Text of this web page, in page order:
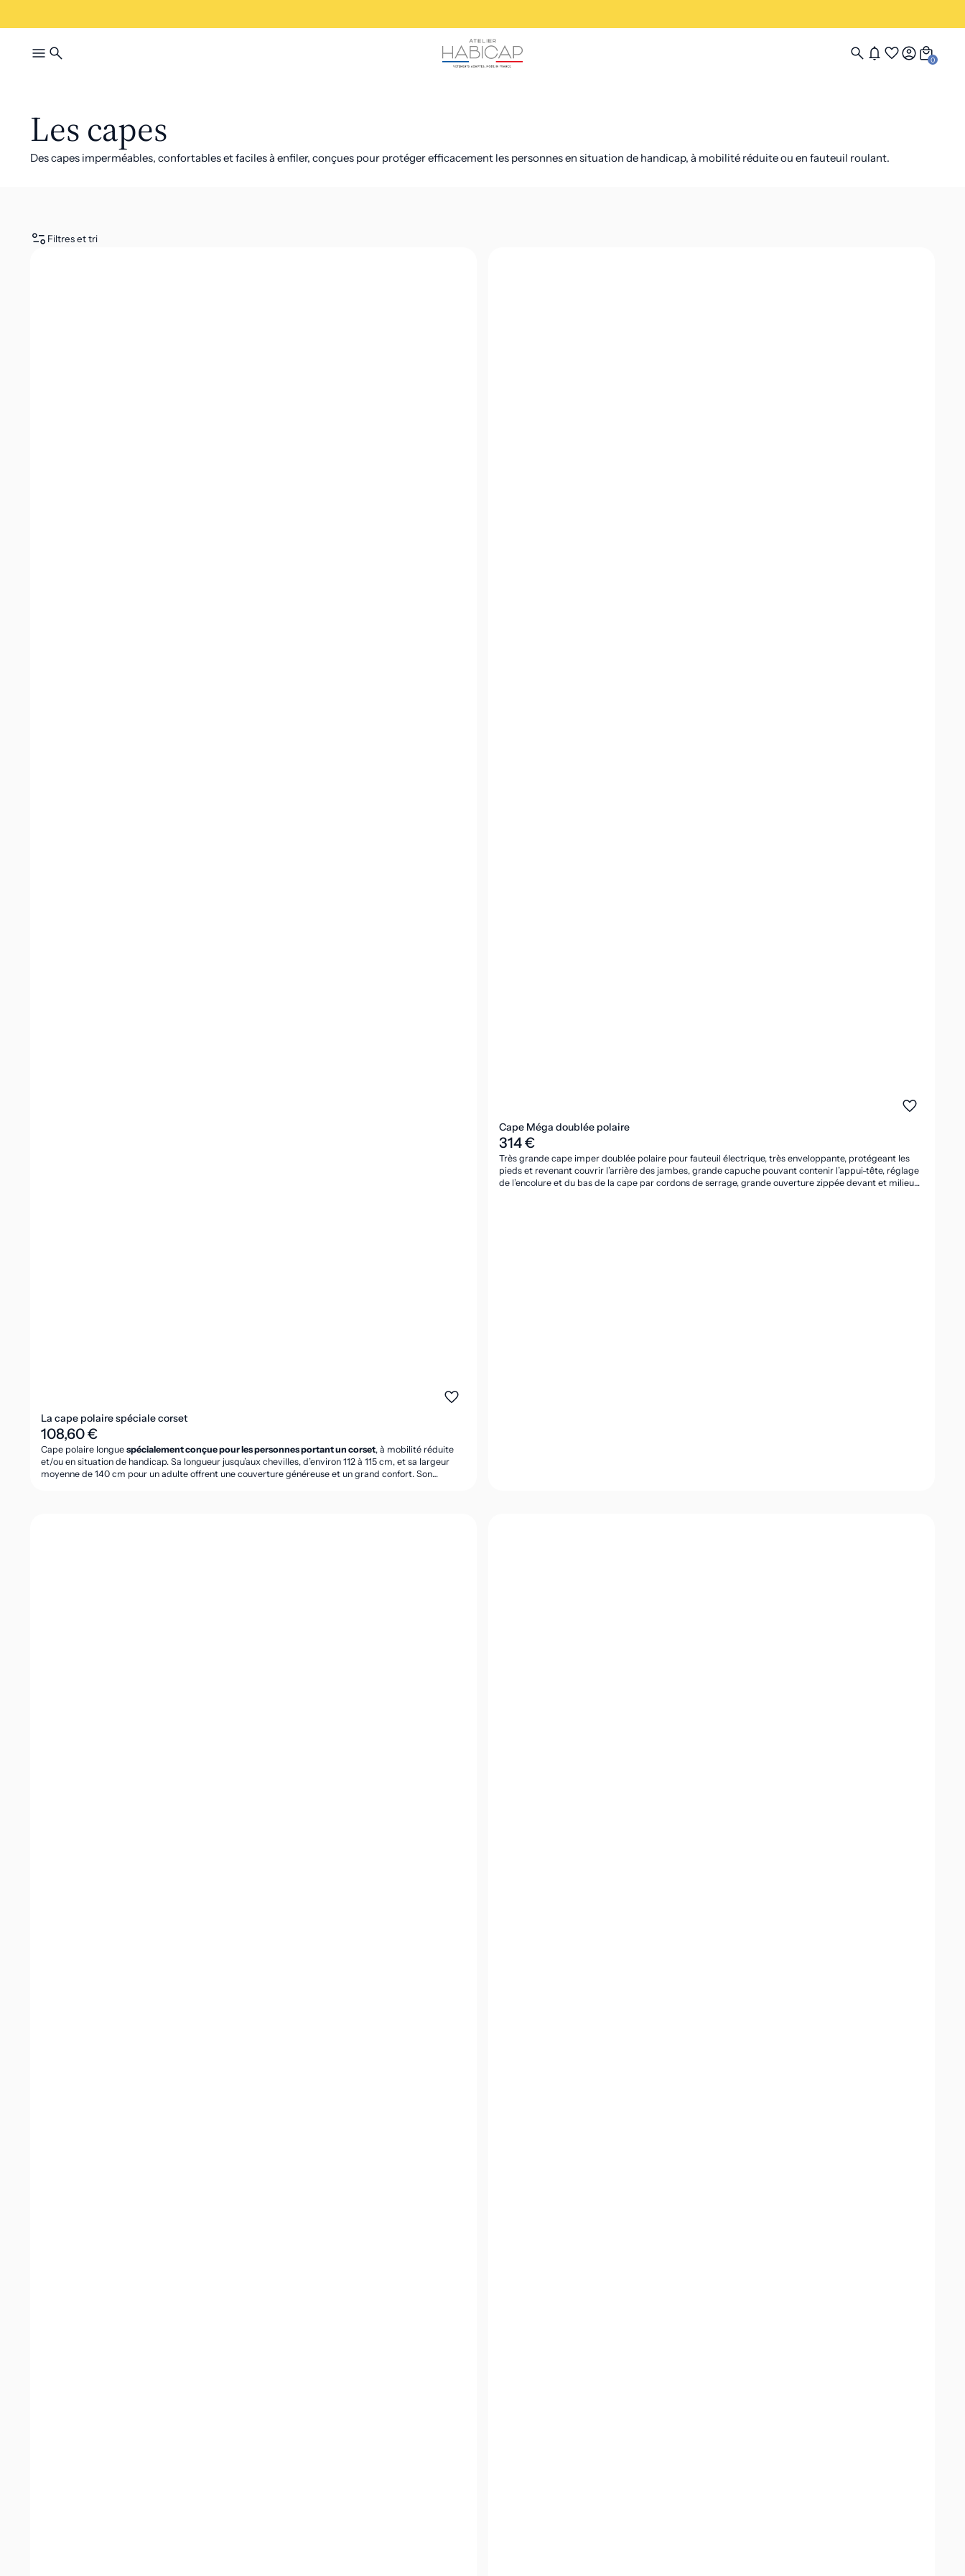
0
Les capes
Des capes imperméables, confortables et faciles à enfiler, conçues pour protéger efficacement les personnes en situation de handicap, à mobilité réduite ou en fauteuil roulant.
Filtres et tri
La cape polaire spéciale corset
108,60 €
Cape polaire longue spécialement conçue pour les personnes portant un corset, à mobilité réduite
et/ou en situation de handicap. Sa longueur jusqu’aux chevilles, d’environ 112 à 115 cm, et sa largeur
moyenne de 140 cm pour un adulte offrent une couverture généreuse et un grand confort. Son
Cape Méga doublée polaire
314 €
Très grande cape imper doublée polaire pour fauteuil électrique, très enveloppante, protégeant les
pieds et revenant couvrir l’arrière des jambes, grande capuche pouvant contenir l’appui-tête, réglage
de l’encolure et du bas de la cape par cordons de serrage, grande ouverture zippée devant et milieu